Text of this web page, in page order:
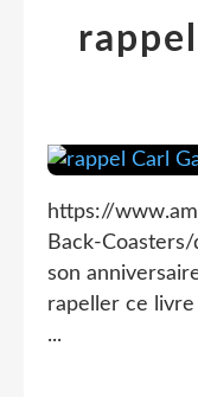
https://
Back-
son
rapeller ce
...